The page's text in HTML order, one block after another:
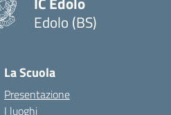
Edolo (BS)
La Scuola
Presentazione
I luoghi